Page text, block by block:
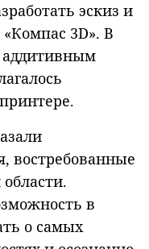
эскиз и
3D». В
аддитивным
востребованные
в
о самых